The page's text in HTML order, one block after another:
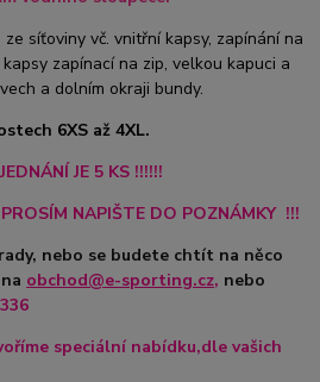
síťoviny vč. vnitřní kapsy, zapínání na
zapínací na zip, velkou kapuci a
a dolním okraji bundy.
6XS až 4XL.
JE 5 KS !!!!!!
NAPIŠTE DO POZNÁMKY !!!
nebo se budete chtít na něco
obchod@e-sporting.cz, nebo
speciální nabídku,dle vašich